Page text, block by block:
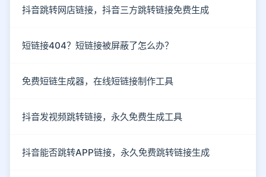
抖音跳转网店链接，抖音三方跳转链接免费生成
短链接404？短链接被屏蔽了怎么办？
免费短链生成器，在线短链接制作工具
抖音发视频跳转链接，永久免费生成工具
抖音能否跳转APP链接，永久免费跳转链接生成